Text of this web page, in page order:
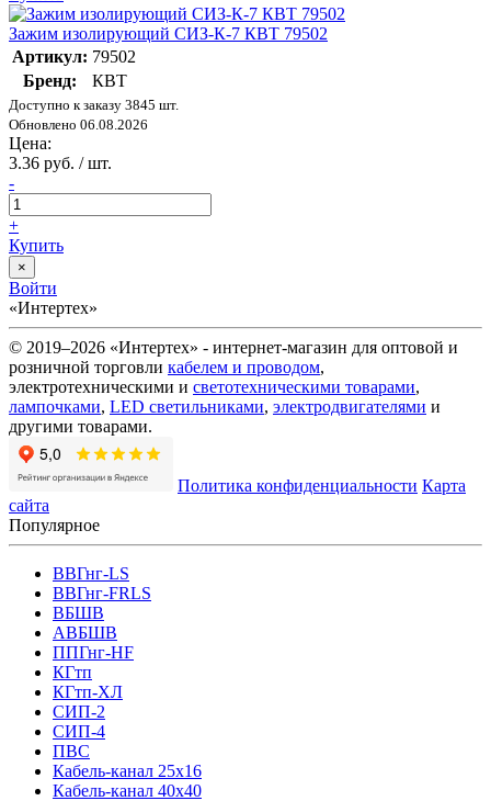
Зажим изолирующий СИЗ-К-7 КВТ 79502
Артикул: 79502
Бренд:
КВТ
Доступно к заказу 3845 шт.
Обновлено 06.08.2026
Цена:
3.36 руб. / шт.
-
+
Купить
×
Войти
«Интертех»
© 2019–2026 «Интертех» - интернет-магазин для оптовой и
розничной торговли кабелем и проводом,
электротехническими и светотехническими товарами,
лампочками, LED светильниками, электродвигателями и
другими товарами.
Политика конфиденциальности Карта
сайта
Популярное
ВВГнг-LS
ВВГнг-FRLS
ВБШВ
АВБШВ
ППГнг-HF
КГтп
КГтп-ХЛ
СИП-2
СИП-4
ПВС
Кабель-канал 25х16
Кабель-канал 40х40